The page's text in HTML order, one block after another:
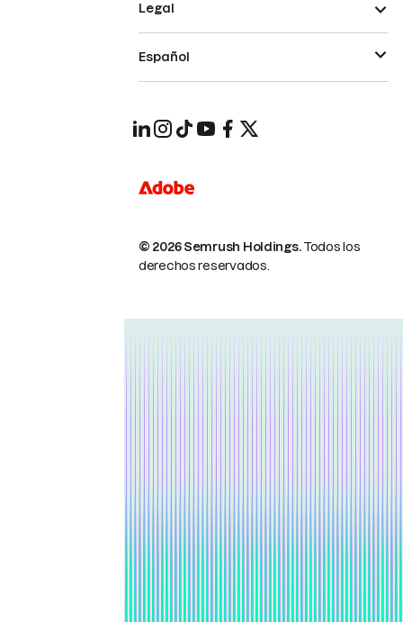
© 2026 Semrush Holdings.Todos los
derechos reservados.
Legal
Español